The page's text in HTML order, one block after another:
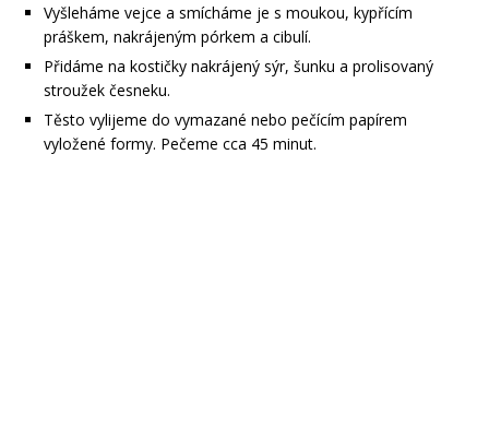
Vyšleháme vejce a smícháme je s moukou, kypřícím
práškem, nakrájeným pórkem a cibulí.
Přidáme na kostičky nakrájený sýr, šunku a prolisovaný
stroužek česneku.
Těsto vylijeme do vymazané nebo pečícím papírem
vyložené formy. Pečeme cca 45 minut.